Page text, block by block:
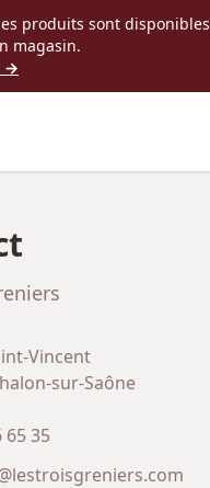
produits sont disponibles
magasin.
→
Vincent
sur-Saône
65 35